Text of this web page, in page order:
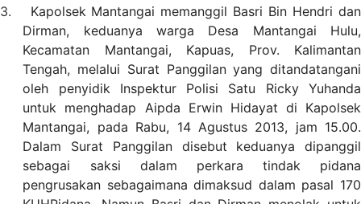
3.
Kapolsek Mantangai memanggil Basri Bin Hendri dan
Dirman, keduanya warga Desa Mantangai Hulu,
Kecamatan Mantangai, Kapuas, Prov. Kalimantan
Tengah, melalui Surat Panggilan yang ditandatangani
oleh penyidik Inspektur Polisi Satu Ricky Yuhanda
untuk menghadap Aipda Erwin Hidayat di Kapolsek
Mantangai, pada Rabu, 14 Agustus 2013, jam 15.00.
Dalam Surat Panggilan disebut keduanya dipanggil
sebagai saksi dalam perkara tindak pidana
pengrusakan sebagaimana dimaksud dalam pasal 170